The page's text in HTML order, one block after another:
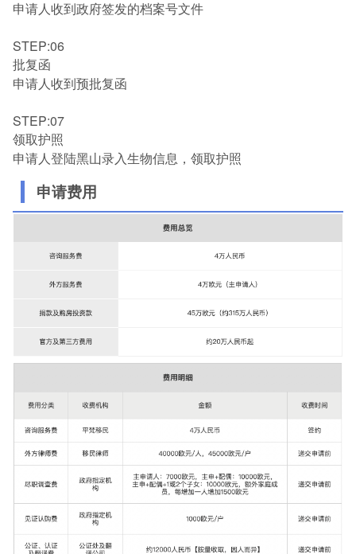
申请人收到政府签发的档案号文件
STEP:06
批复函
申请人收到预批复函
STEP:07
领取护照
申请人登陆黑山录入生物信息，领取护照
申请费用